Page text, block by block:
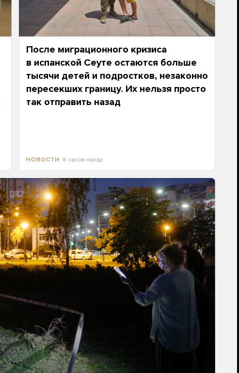
После миграционного кризиса
в испанской Сеуте остаются больше
тысячи детей и подростков, незаконно
пересекших границу. Их нельзя просто
так отправить назад
НОВОСТИ 8 часов назад